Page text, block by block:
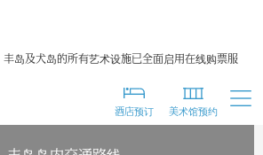
岛及犬岛的所有艺术设施已全面启用在线购票服
酒店预订 美术馆预约
英语